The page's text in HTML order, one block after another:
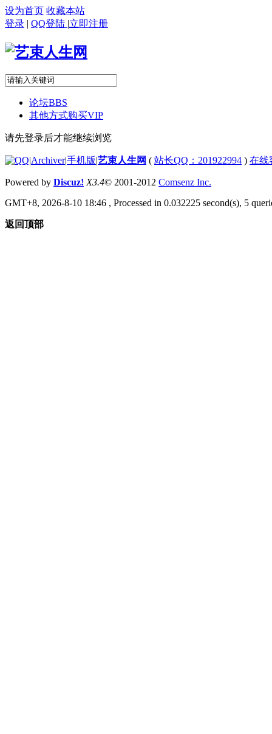
设为首页 收藏本站
登录 | QQ登陆 |立即注册
论坛BBS
其他方式购买VIP
请先登录后才能继续浏览
|Archiver|手机版|艺束人生网 ( 站长QQ：201922994 ) 在线
Powered by Discuz! X3.4© 2001-2012 Comsenz Inc.
GMT+8, 2026-8-10 18:46 , Processed in 0.032225 second(s), 5
返回顶部